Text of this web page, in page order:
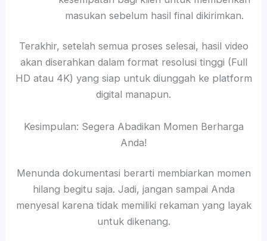
masukan sebelum hasil final dikirimkan.
Terakhir, setelah semua proses selesai, hasil video
akan diserahkan dalam format resolusi tinggi (Full
HD atau 4K) yang siap untuk diunggah ke platform
digital manapun.
Kesimpulan: Segera Abadikan Momen Berharga
Anda!
Menunda dokumentasi berarti membiarkan momen
hilang begitu saja. Jadi, jangan sampai Anda
menyesal karena tidak memiliki rekaman yang layak
untuk dikenang.